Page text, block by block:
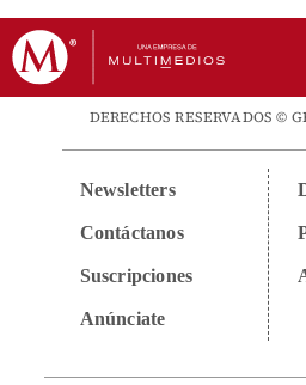
DERECHOS RESERVADOS ©
Newsletters
Contáctanos
Suscripciones
Anúnciate